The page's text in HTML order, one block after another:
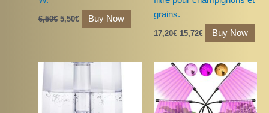
6,50€ 5,50€ Buy Now
grains.
17,20€ 15,72€ Buy Now